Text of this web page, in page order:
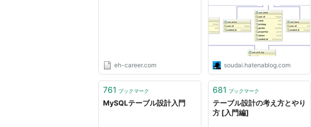
eh-career.com soudai.hatenablog.com
761 ブックマーク
MySQLテーブル設計入門
681 ブックマーク
テーブル設計の考え方とやり
方 [入門編]